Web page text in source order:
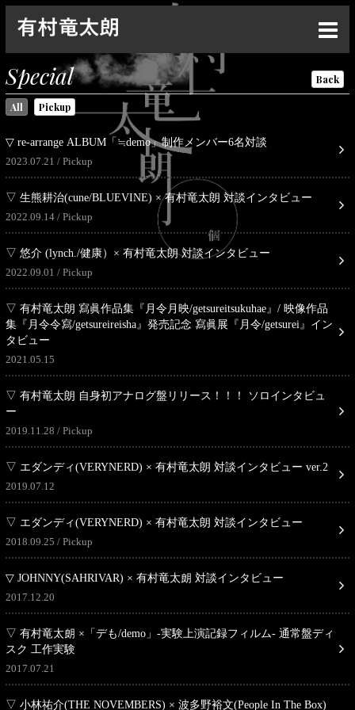
Top
News
Live
Media
Profile
Discography
Goods
Contact
Special
Special Back
All Pickup
▽ re-arrange ALBUM「≒demo」制作メンバー6名対談
2023.07.21
Pickup
▽ 生熊耕治(cune/BLUEVINE) × 有村竜太朗 対談インタビュー
2022.09.14
Pickup
▽ 悠介 (lynch./健康）× 有村竜太朗 対談インタビュー
2022.09.01
Pickup
▽ 有村竜太朗 寫眞作品集『月令月映/getsureitsukuhae』/ 映像作品
集『月令令寫/getsureireisha』発売記念 寫眞展『月令/getsurei』イン
タビュー
2021.05.15
▽ 有村竜太朗 自身初アナログ盤リリース！！！ ソロインタビュ
ー
2019.11.28
Pickup
▽ エダンディ(VERYNERD) × 有村竜太朗 対談インタビュー ver.2
2019.07.12
▽ エダンディ(VERYNERD) × 有村竜太朗 対談インタビュー
2018.09.25
Pickup
▽ JOHNNY(SAHRIVAR) × 有村竜太朗 対談インタビュー
2017.12.20
▽ 有村竜太朗 ×「デも/demo」-実験上演記録フィルム- 通常盤ディ
スク 工作実験
2017.07.21
▽ 小林祐介(THE NOVEMBERS) × 波多野裕文(People In The Box)